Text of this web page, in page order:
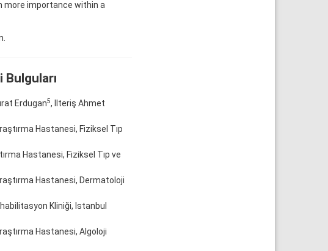
more importance within a
Bulguları
Erdugan5, Ilteriş Ahmet
Hastanesi, Fiziksel Tıp
Hastanesi, Fiziksel Tıp ve
Hastanesi, Dermatoloji
Kliniği, Istanbul
Hastanesi, Algoloji